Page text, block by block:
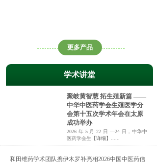
更多产品
学术讲堂
聚岐黄智慧 拓生殖新篇 ——
中华中医药学会生殖医学分
会第十五次学术年会在太原
成功举办
2026 年 5 月 22 日 —24 日，中华中
医药学会生 【详细】
和田维药学术团队携伊木罗补亮相2026中国中医药信